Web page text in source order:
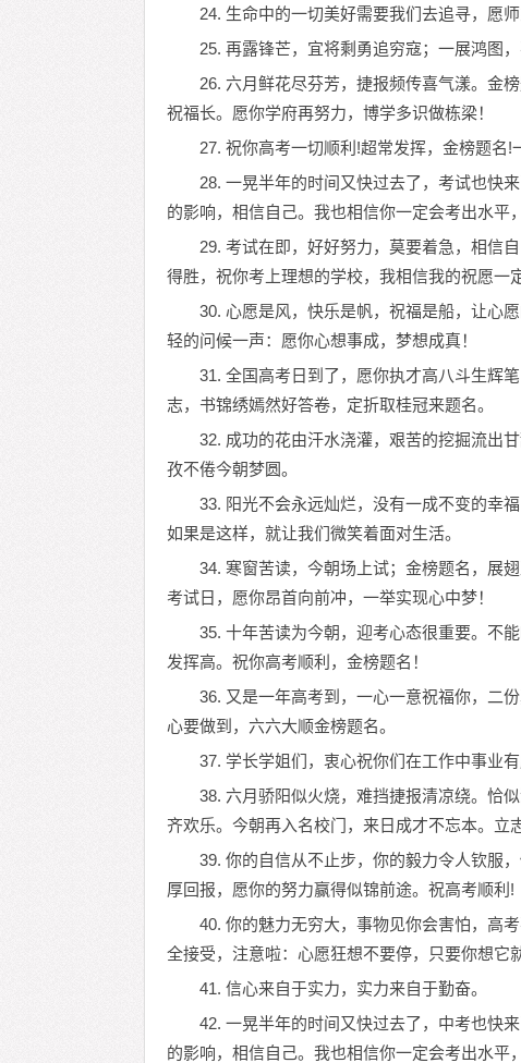
24. 生命中的一切美好需要我们去追寻，愿
25. 再露锋芒，宜将剩勇追穷寇；一展鸿图，
26. 六月鲜花尽芬芳，捷报频传喜气漾。金
祝福长。愿你学府再努力，博学多识做栋梁！
27. 祝你高考一切顺利!超常发挥，金榜题名!
28. 一晃半年的时间又快过去了，考试也快
的影响，相信自己。我也相信你一定会考出水平
29. 考试在即，好好努力，莫要着急，相信
得胜，祝你考上理想的学校，我相信我的祝愿一
30. 心愿是风，快乐是帆，祝福是船，让心
轻的问候一声：愿你心想事成，梦想成真！
31. 全国高考日到了，愿你执才高八斗生辉
志，书锦绣嫣然好答卷，定折取桂冠来题名。
32. 成功的花由汗水浇灌，艰苦的挖掘流出
孜不倦今朝梦圆。
33. 阳光不会永远灿烂，没有一成不变的幸
如果是这样，就让我们微笑着面对生活。
34. 寒窗苦读，今朝场上试；金榜题名，展
考试日，愿你昂首向前冲，一举实现心中梦！
35. 十年苦读为今朝，迎考心态很重要。不
发挥高。祝你高考顺利，金榜题名！
36. 又是一年高考到，一心一意祝福你，二
心要做到，六六大顺金榜题名。
37. 学长学姐们，衷心祝你们在工作中事业
38. 六月骄阳似火烧，难挡捷报清凉绕。恰
齐欢乐。今朝再入名校门，来日成才不忘本。立
39. 你的自信从不止步，你的毅力令人钦服
厚回报，愿你的努力赢得似锦前途。祝高考顺利!
40. 你的魅力无穷大，事物见你会害怕，高
全接受，注意啦：心愿狂想不要停，只要你想它
41. 信心来自于实力，实力来自于勤奋。
42. 一晃半年的时间又快过去了，中考也快
的影响，相信自己。我也相信你一定会考出水平